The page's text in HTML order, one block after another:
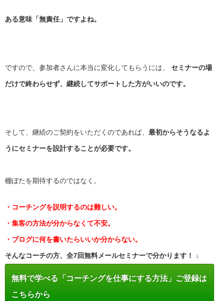
ある意味「無責任」ですよね。
ですので、参加者さんに本当に変化してもらうには、 セミナーの場
だけで終わらせず、 継続してサポートした方がいいのです。
そして、継続のご契約をいただくのであれば、 最初からそうなるよ
うにセミナーを設計することが必要です。
棚ぼたを期待するのではなく。
・コーチングを説明するのは難しい。
・集客の方法が分からなくて不安。
・ブログに何を書いたらいいか分からない。
そんなコーチの方、全7回無料メールセミナーで分かります！ ↓
無料で学べる「コーチングを仕事にする方法」ご登録は
こちらから